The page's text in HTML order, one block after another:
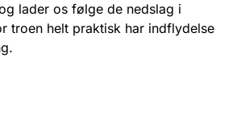
lader os følge de nedslag i
troen helt praktisk har indflydelse